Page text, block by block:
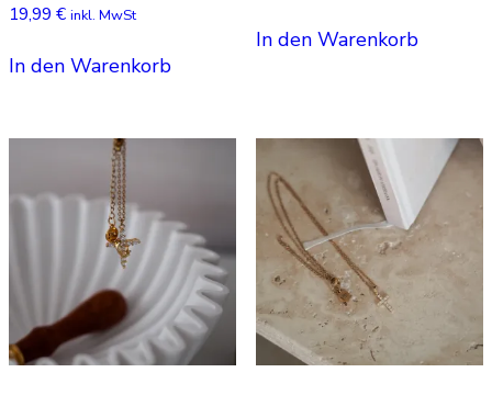
19,99 € inkl. MwSt
In den Warenkorb
In den Warenkorb